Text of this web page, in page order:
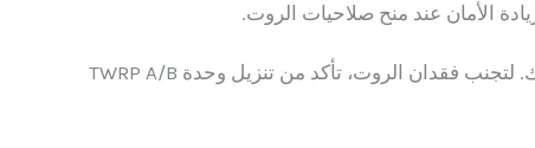
الأمان عند منح صلاحيات الروت.
عند تحديث النظام، قد تحتاج لإعادة تثبيت ماجيسك. لتجنب فقدان الروت، تأكد من تنزيل وحدة TWRP A/B